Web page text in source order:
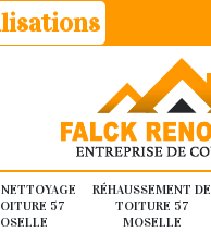
57
RÉHAUSSEMENT DE
TOITURE 57
MOSELLE